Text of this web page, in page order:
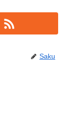
Saku